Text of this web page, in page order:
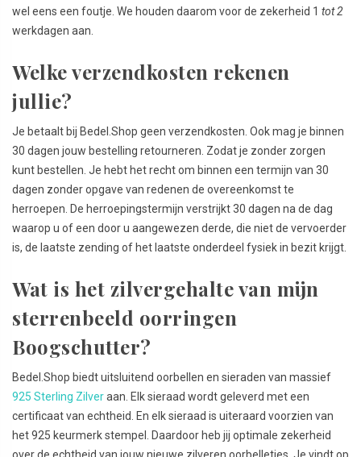
wel eens een foutje. We houden daarom voor de zekerheid 1 tot 2
werkdagen aan.
Welke verzendkosten rekenen
jullie?
Je betaalt bij Bedel.Shop geen verzendkosten. Ook mag je binnen
30 dagen jouw bestelling retourneren. Zodat je zonder zorgen
kunt bestellen. Je hebt het recht om binnen een termijn van 30
dagen zonder opgave van redenen de overeenkomst te
herroepen. De herroepingstermijn verstrijkt 30 dagen na de dag
waarop u of een door u aangewezen derde, die niet de vervoerder
is, de laatste zending of het laatste onderdeel fysiek in bezit krijgt.
Wat is het zilvergehalte van mijn
sterrenbeeld oorringen
Boogschutter?
Bedel.Shop biedt uitsluitend oorbellen en sieraden van massief
925 Sterling Zilveraan. Elk sieraad wordt geleverd met een
certificaat van echtheid. En elk sieraad is uiteraard voorzien van
het 925 keurmerk stempel. Daardoor heb jij optimale zekerheid